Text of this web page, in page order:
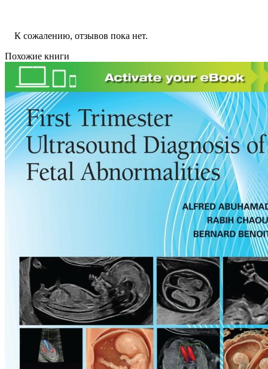
К сожалению, отзывов пока нет.
Похожие книги